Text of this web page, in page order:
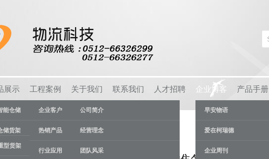
行业发展。
展示
能仓储
储货架
型货架
物流容器
工程案例
企业客户
热销产品
行业应用
关于我们
公司简介
经营理念
团队风采
联系我们 人才招聘 企业博客
早安物语
爱在柯瑞德
企业周刊
产品手册